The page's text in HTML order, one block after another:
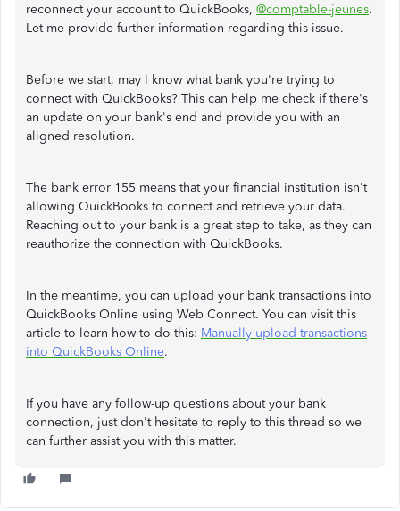
reconnect your account to QuickBooks, @comptable-jeunes.
Let me provide further information regarding this issue.
Before we start, may I know what bank you're trying to
connect with QuickBooks? This can help me check if there's
an update on your bank's end and provide you with an
aligned resolution.
The bank error 155 means that your financial institution isn't
allowing QuickBooks to connect and retrieve your data.
Reaching out to your bank is a great step to take, as they can
reauthorize the connection with QuickBooks.
In the meantime, you can upload your bank transactions into
QuickBooks Online using Web Connect. You can visit this
article to learn how to do this: Manually upload transactions
into QuickBooks Online.
If you have any follow-up questions about your bank
connection, just don't hesitate to reply to this thread so we
can further assist you with this matter.